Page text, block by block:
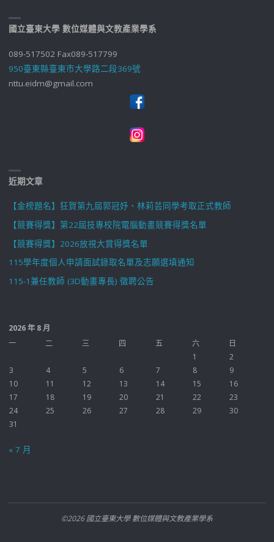
國立臺東大學 數位媒體與文教產業學系
089-517502 Fax089-517799
950臺東縣臺東市大學路二段369號
nttu.eidm@gmail.com
近期文章
【金榜題名】狂賀第九屆郭冠妤、林莉芸同學考取正式教師
【競賽得獎】第22屆技專校院電腦動畫競賽得獎名單
【競賽得獎】2026放視大賞得獎名單
115學年度個人申請面試錄取名單及志願選填通知
115-1兼任教師 (3D動畫專長) 徵聘公告
2026 年 8 月
一
二 三 四 五 六
日
1
2
3
4 5 6 7 8
9
10
11 12 13 14 15
16
17
18 19 20 21 22
23
24
25 26 27 28 29
30
31
« 7 月
©2026 國立臺東大學 數位媒體與文教產業學系